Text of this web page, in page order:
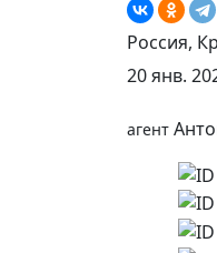
Россия,
20 янв.
агент